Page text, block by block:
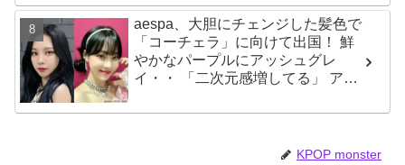
世代を代表する美女ソリュンをは
じめ、全員ビジュアルメンバーと
いわれるその魅力をチェック
aespa、大胆にチェンジした髪色で
「コーチェラ」に向けて出国！ 鮮
やかなパープルにアッシュグレ
イ・・ 「二次元感増してる」 アバ
KPOP monster